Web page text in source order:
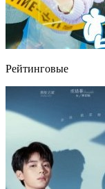
Рейтинговые